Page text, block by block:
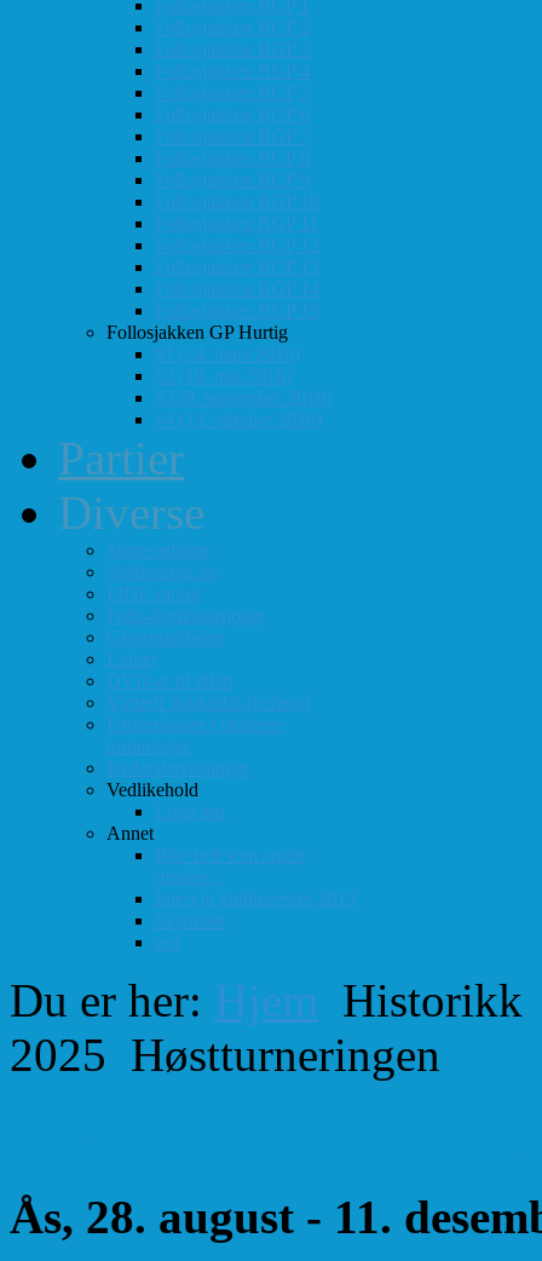
Follosjakken BGP 1
Follosjakken BGP 2
Follosjakken BGP 3
Follosjakken BGP 4
Follosjakken BGP 5
Follosjakken BGP 6
Follosjakken BGP 7
Follosjakken BGP 8
Follosjakken BGP 9
Follosjakken BGP 10
Follosjakken BGP 11
Follosjakken BGP 12
Follosjakken BGP 13
Follosjakken BGP 14
Follosjakken BGP 15
Follosjakken GP Hurtig
#1 (24. mars 2018)
#2 (19. mai 2018)
#3 (8. september 2018)
#4 (13. oktober 2018)
Partier
Diverse
Støtteordning
Sjakkrating.no
FIDE-rating
Follo-kombinasjoner
Grasrotandelen
Linker
DVD-er til utlån
Virtuell sjakklubb (lichess)
Førsteplasser i eksterne
turneringer
Hedersbevisninger
Vedlikehold
Logg inn
Annet
Ikke helt som andre
muséer...
Intervju klubbmester 2013
Skjemaer
test
Du er her: Hjem Historikk
2025 Høstturneringen
Ås, 28. august - 11.